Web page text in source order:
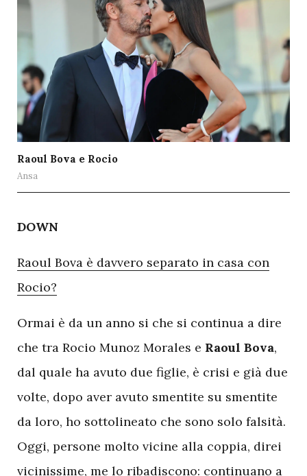
Raoul Bova e Rocio
Ansa
DOWN
Raoul Bova è davvero separato in casa con
Rocio?
Ormai è da un anno si che si continua a dire
che tra Rocio Munoz Morales e Raoul Bova,
dal quale ha avuto due figlie, è crisi e già due
volte, dopo aver avuto smentite su smentite
da loro, ho sottolineato che sono solo falsità.
Oggi, persone molto vicine alla coppia, direi
vicinissime, me lo ribadiscono: continuano a